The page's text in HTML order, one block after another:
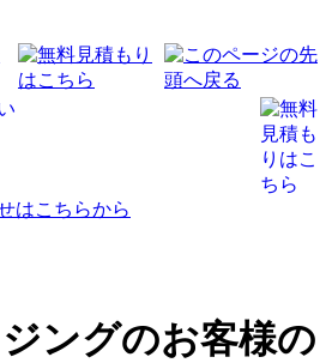
ングのお客様の